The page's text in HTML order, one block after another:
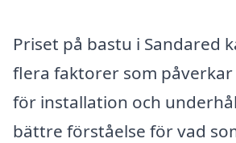
Priset på bastu i Sandared
flera faktorer som
för installation och
bättre förståelse för vad